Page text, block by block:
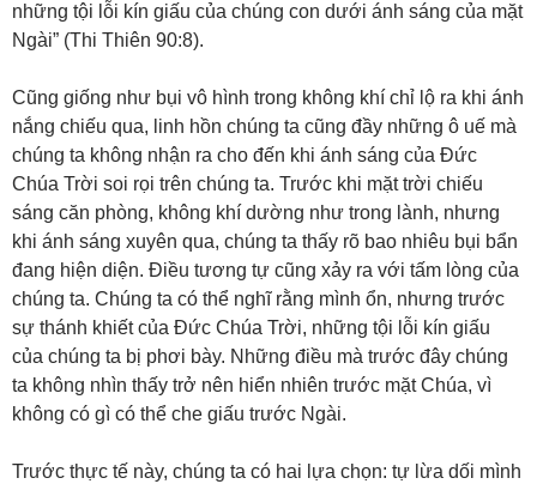
những tội lỗi kín giấu của chúng con dưới ánh sáng của mặt
Ngài” (Thi Thiên 90:8).
Cũng giống như bụi vô hình trong không khí chỉ lộ ra khi ánh
nắng chiếu qua, linh hồn chúng ta cũng đầy những ô uế mà
chúng ta không nhận ra cho đến khi ánh sáng của Đức
Chúa Trời soi rọi trên chúng ta. Trước khi mặt trời chiếu
sáng căn phòng, không khí dường như trong lành, nhưng
khi ánh sáng xuyên qua, chúng ta thấy rõ bao nhiêu bụi bẩn
đang hiện diện. Điều tương tự cũng xảy ra với tấm lòng của
chúng ta. Chúng ta có thể nghĩ rằng mình ổn, nhưng trước
sự thánh khiết của Đức Chúa Trời, những tội lỗi kín giấu
của chúng ta bị phơi bày. Những điều mà trước đây chúng
ta không nhìn thấy trở nên hiển nhiên trước mặt Chúa, vì
không có gì có thể che giấu trước Ngài.
Trước thực tế này, chúng ta có hai lựa chọn: tự lừa dối mình